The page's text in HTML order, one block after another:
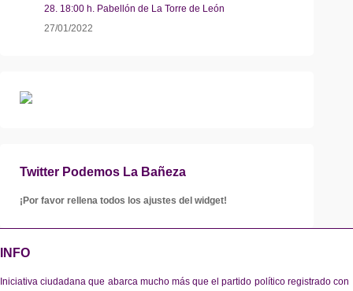
28. 18:00 h. Pabellón de La Torre de León
27/01/2022
Twitter Podemos La Bañeza
¡Por favor rellena todos los ajustes del widget!
INFO
Iniciativa ciudadana que abarca mucho más que el partido político registrado con